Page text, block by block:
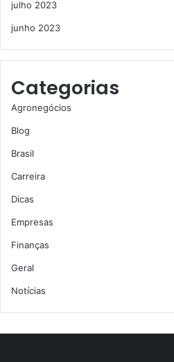
julho 2023
junho 2023
Categorias
Agronegócios
Blog
Brasil
Carreira
Dicas
Empresas
Finanças
Geral
Notícias